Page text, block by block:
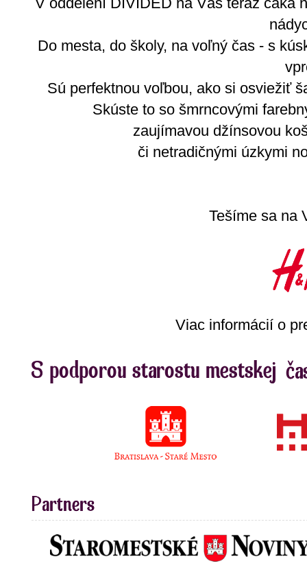
Do mesta, do školy, na voľný čas - s
Sú perfektnou voľbou, ako si osviežiť
Skúste to so šmrncovými
zaujímavou džínsovou
či netradičnými úzkymi
Tešíme sa na
Viac informácií o